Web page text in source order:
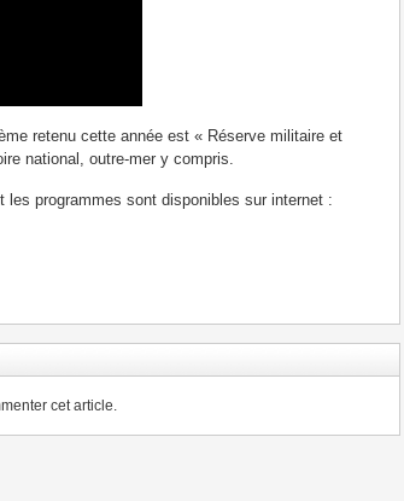
retenu cette année est « Réserve militaire et
national, outre-mer y compris.
programmes sont disponibles sur internet :
cet article.